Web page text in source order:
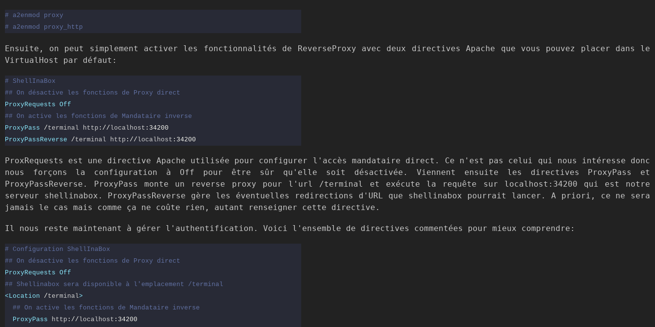
# a2enmod proxy
# a2enmod proxy_http
Ensuite, on peut simplement activer les fonctionnalités de ReverseProxy avec deux directives Apache que vous pouvez placer dans le
VirtualHost par défaut:
# ShellInaBox
## On désactive les fonctions de Proxy direct
ProxyRequests Off
## On active les fonctions de Mandataire inverse
ProxyPass
/terminal http ://localhost : 34200
ProxyPassReverse
/terminal http ://localhost : 34200
ProxRequests est une directive Apache utilisée pour configurer l'accès mandataire direct. Ce n'est pas celui qui nous intéresse donc
nous forçons la configuration à Off pour être sûr qu'elle soit désactivée. Viennent ensuite les directives ProxyPass et
ProxyPassReverse. ProxyPass monte un reverse proxy pour l'url /terminal et exécute la requête sur localhost:34200 qui est notre
serveur shellinabox. ProxyPassReverse gère les éventuelles redirections d'URL que shellinabox pourrait lancer. A priori, ce ne sera
jamais le cas mais comme ça ne coûte rien, autant renseigner cette directive.
Il nous reste maintenant à gérer l'authentification. Voici l'ensemble de directives commentées pour mieux comprendre:
# Configuration ShellInaBox
## On désactive les fonctions de Proxy direct
ProxyRequests Off
## Shellinabox sera disponible à l'emplacement /terminal
<Location
/terminal>
## On active les fonctions de Mandataire inverse
ProxyPass http ://localhost : 34200